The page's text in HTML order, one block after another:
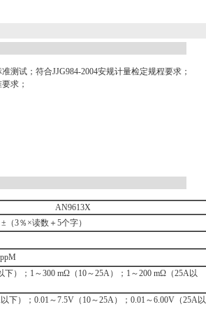
测试；符合JJG984-2004安规计量检定规程要求；
求；
AN9613X
3％×读数＋5个字）
下）；1～300 mΩ（10～25A）；1～200 mΩ（25A以
下）；0.01～7.5V（10～25A）；0.01～6.00V（25A以